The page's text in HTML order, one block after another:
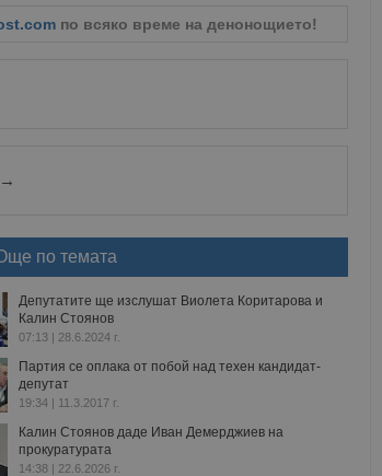
по всяко време на денонощието!
→
по темата
Депутатите ще изслушат Виолета Коритарова и
Калин Стоянов
07:13 | 28.6.2024 г.
Партия се оплака от побой над техен кандидат-
депутат
19:34 | 11.3.2017 г.
Калин Стоянов даде Иван Демерджиев на
прокуратурата
14:38 | 22.6.2026 г.